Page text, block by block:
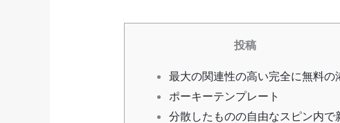
投稿
最大の関連性の高い完全に無料の
ポーキーテンプレート
分散したものの自由なスピン内で